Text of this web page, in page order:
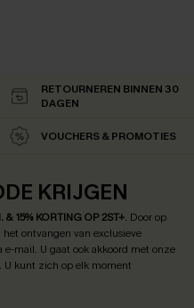
RETOURNEREN BINNEN 30
DAGEN
VOUCHERS & PROMOTIES
KRIJGEN
15% KORTING OP 2ST+. Door op
ontvangen van exclusieve
mail. U gaat ook akkoord met onze
. U kunt zich op elk moment